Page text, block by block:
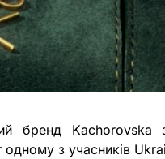
бренд Kachorovska
одному з учасників